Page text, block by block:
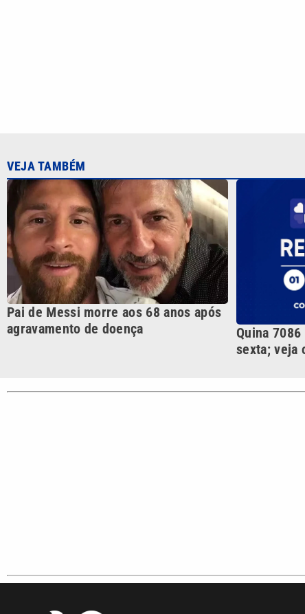
agravamento de doença
sexta; veja
VTV é afiliada do SBT na
Região Metropolitana de
CATEGORIAS
Polícia